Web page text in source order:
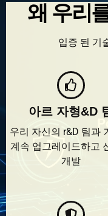
왜 우리
입증 된 기
아르 자형&D
우리 자신의 r&D 팀과
계속 업그레이드하고
개발